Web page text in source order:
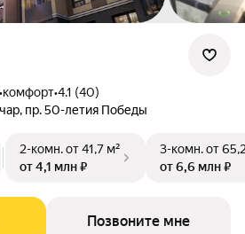
•комфорт•4.1 (40)
пр. 50-летия Победы
2-комн.от 41,7 м²
от 4,1 млн ₽
3-комн.от
от 6,6 млн ₽
Позвоните мне